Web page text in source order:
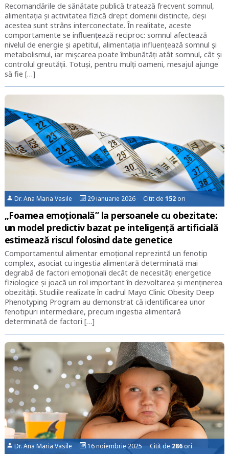
Recomandările de sănătate publică tratează frecvent somnul,
alimentația și activitatea fizică drept domenii distincte, deși
acestea sunt strâns interconectate. În realitate, aceste
comportamente se influențează reciproc: somnul afectează
nivelul de energie și apetitul, alimentația influențează somnul și
metabolismul, iar mișcarea poate îmbunătăți atât somnul, cât și
controlul greutății. Totuși, pentru mulți oameni, mesajul ajunge
să fie […]
Dr. Ana Maria Vasile 29 ianuarie 2026 Citit de152 ori
„Foamea emoțională” la persoanele cu obezitate:
un model predictiv bazat pe inteligență artificială
estimează riscul folosind date genetice
Comportamentul alimentar emoțional reprezintă un fenotip
complex, asociat cu ingestia alimentară determinată mai
degrabă de factori emoționali decât de necesități energetice
fiziologice și joacă un rol important în dezvoltarea și menținerea
obezității. Studiile realizate în cadrul Mayo Clinic Obesity Deep
Phenotyping Program au demonstrat că identificarea unor
fenotipuri intermediare, precum ingestia alimentară
determinată de factori […]
Dr. Ana Maria Vasile 16 noiembrie 2025 Citit de 286ori